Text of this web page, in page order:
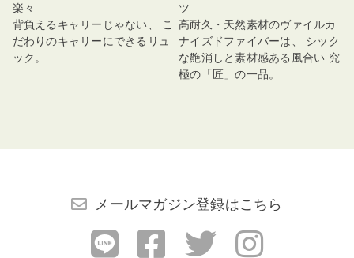
楽々
背負えるキャリーじゃない、 こ
だわりのキャリーにできるリュ
ック。
ツ
高耐久・天然素材のヴァイルカ
ナイズドファイバーは、 シック
な艶消しと素材感ある風合い 究
極の「匠」の一品。
メールマガジン登録はこちら